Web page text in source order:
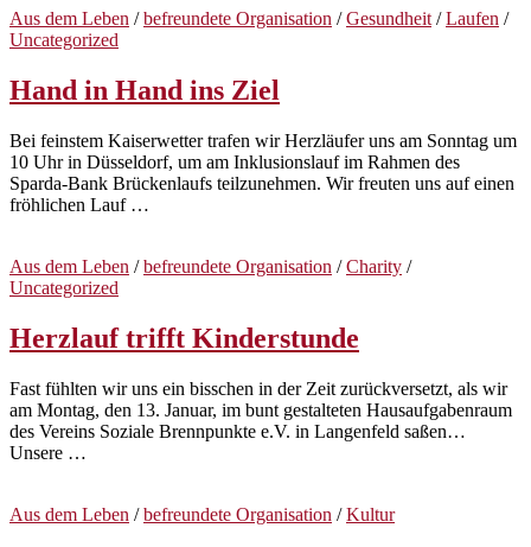
Aus dem Leben /befreundete Organisation /Gesundheit /Laufen /
Uncategorized
Hand in Hand ins Ziel
Bei feinstem Kaiserwetter trafen wir Herzläufer uns am Sonntag um
10 Uhr in Düsseldorf, um am Inklusionslauf im Rahmen des
Sparda-Bank Brückenlaufs teilzunehmen. Wir freuten uns auf einen
fröhlichen Lauf …
Aus dem Leben /befreundete Organisation /Charity /
Uncategorized
Herzlauf trifft Kinderstunde
Fast fühlten wir uns ein bisschen in der Zeit zurückversetzt, als wir
am Montag, den 13. Januar, im bunt gestalteten Hausaufgabenraum
des Vereins Soziale Brennpunkte e.V. in Langenfeld saßen…
Unsere …
Aus dem Leben /befreundete Organisation /Kultur